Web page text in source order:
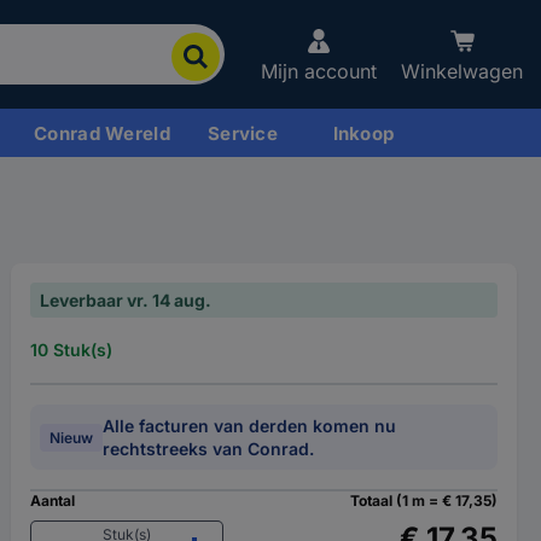
Mijn account Winkelwagen
Conrad Wereld Service Inkoop
Leverbaar vr. 14 aug.
10 Stuk(s)
Nieuw
Alle facturen van derden komen nu
rechtstreeks van Conrad.
Aantal
Stuk(s)
Totaal (1 m = € 17,35)